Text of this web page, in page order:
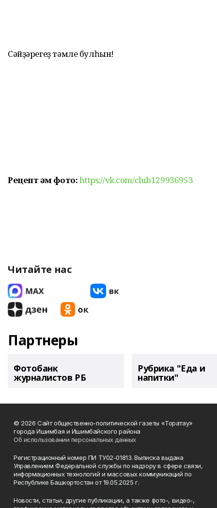
Сәйҙәрегеҙ тәмле булһын!
Рецепт һәм фото:https://vk.com/club129936953
Читайте нас
Партнеры
Фотобанк
журналистов РБ
Рубрика "Еда и
напитки"
© 2026 Сайт общественно-политической газеты «Торатау»
города Ишимбая и Ишимбайского района
Об использовании персональных данных
Регистрационный номер ПИ ТУ02-01813. Выписка выдана
Управлением Федеральной службы по надзору в сфере связи,
информационных технологий и массовых коммуникаций по
Республике Башкортостан от 19.05.2025 г.
Новости, статьи, другие публикации, а также фото-, видео-,